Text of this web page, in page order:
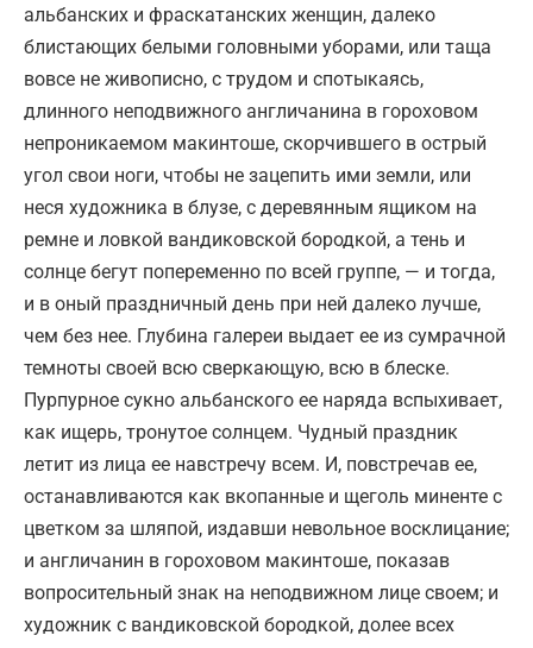
альбанских и фраскатанских женщин, далеко
блистающих белыми головными уборами, или таща
вовсе не живописно, с трудом и спотыкаясь,
длинного неподвижного англичанина в гороховом
непроникаемом макинтоше, скорчившего в острый
угол свои ноги, чтобы не зацепить ими земли, или
неся художника в блузе, с деревянным ящиком на
ремне и ловкой вандиковской бородкой, а тень и
солнце бегут попеременно по всей группе, — и тогда,
и в оный праздничный день при ней далеко лучше,
чем без нее. Глубина галереи выдает ее из сумрачной
темноты своей всю сверкающую, всю в блеске.
Пурпурное сукно альбанского ее наряда вспыхивает,
как ищерь, тронутое солнцем. Чудный праздник
летит из лица ее навстречу всем. И, повстречав ее,
останавливаются как вкопанные и щеголь миненте с
цветком за шляпой, издавши невольное восклицание;
и англичанин в гороховом макинтоше, показав
вопросительный знак на неподвижном лице своем; и
художник с вандиковской бородкой, долее всех